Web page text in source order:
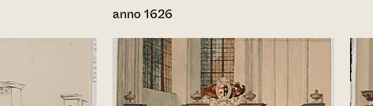
anno 1626